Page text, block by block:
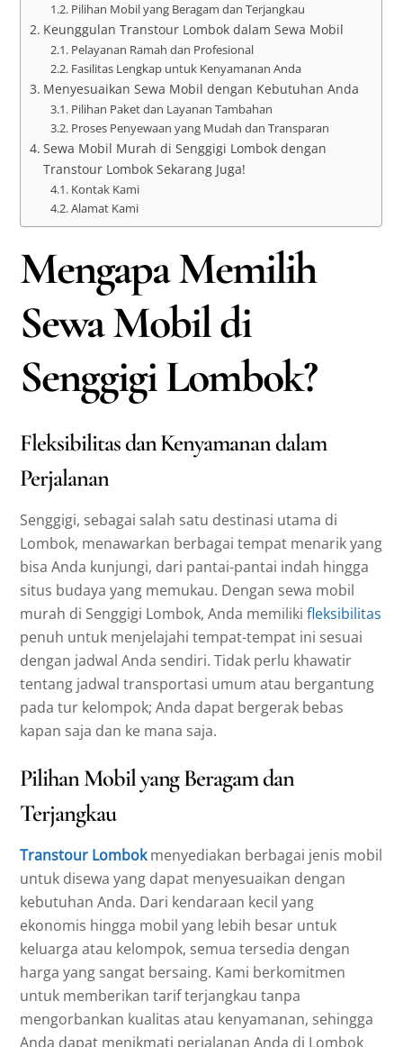
Pilihan Mobil yang Beragam dan Terjangkau
Keunggulan Transtour Lombok dalam Sewa Mobil
Pelayanan Ramah dan Profesional
Fasilitas Lengkap untuk Kenyamanan Anda
Menyesuaikan Sewa Mobil dengan Kebutuhan Anda
Pilihan Paket dan Layanan Tambahan
Proses Penyewaan yang Mudah dan Transparan
Sewa Mobil Murah di Senggigi Lombok dengan
Transtour Lombok Sekarang Juga!
Kontak Kami
Alamat Kami
Mengapa Memilih
Sewa Mobil di
Senggigi Lombok?
Fleksibilitas dan Kenyamanan dalam
Perjalanan
Senggigi, sebagai salah satu destinasi utama di
Lombok, menawarkan berbagai tempat menarik yang
bisa Anda kunjungi, dari pantai-pantai indah hingga
situs budaya yang memukau. Dengan sewa mobil
murah di Senggigi Lombok, Anda memilikifleksibilitas
penuh untuk menjelajahi tempat-tempat ini sesuai
dengan jadwal Anda sendiri. Tidak perlu khawatir
tentang jadwal transportasi umum atau bergantung
pada tur kelompok; Anda dapat bergerak bebas
kapan saja dan ke mana saja.
Pilihan Mobil yang Beragam dan
Terjangkau
Transtour Lombokmenyediakan berbagai jenis mobil
untuk disewa yang dapat menyesuaikan dengan
kebutuhan Anda. Dari kendaraan kecil yang
ekonomis hingga mobil yang lebih besar untuk
keluarga atau kelompok, semua tersedia dengan
harga yang sangat bersaing. Kami berkomitmen
untuk memberikan tarif terjangkau tanpa
mengorbankan kualitas atau kenyamanan, sehingga
Anda dapat menikmati perjalanan Anda di Lombok